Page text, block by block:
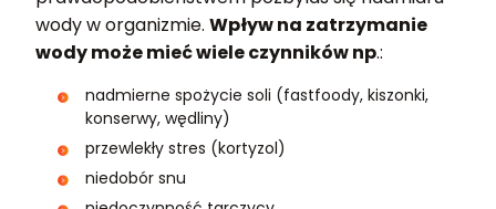
wody w organizmie. Wpływ na zatrzymanie
wody może mieć wiele czynników np.:
nadmierne spożycie soli (fastfoody, kiszonki,
konserwy, wędliny)
przewlekły stres (kortyzol)
niedobór snu